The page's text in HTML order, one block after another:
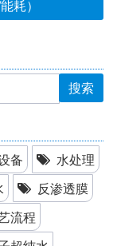
耗）
搜索
备
水处理
反渗透膜
流程